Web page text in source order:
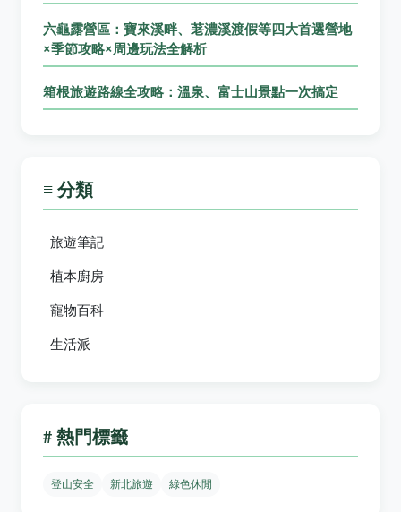
六龜露營區：寶來溪畔、荖濃溪渡假等四大首選營地
×季節攻略×周邊玩法全解析
箱根旅遊路線全攻略：溫泉、富士山景點一次搞定
≡ 分類
旅遊筆記
植本廚房
寵物百科
生活派
# 熱門標籤
登山安全 新北旅遊 綠色休閒